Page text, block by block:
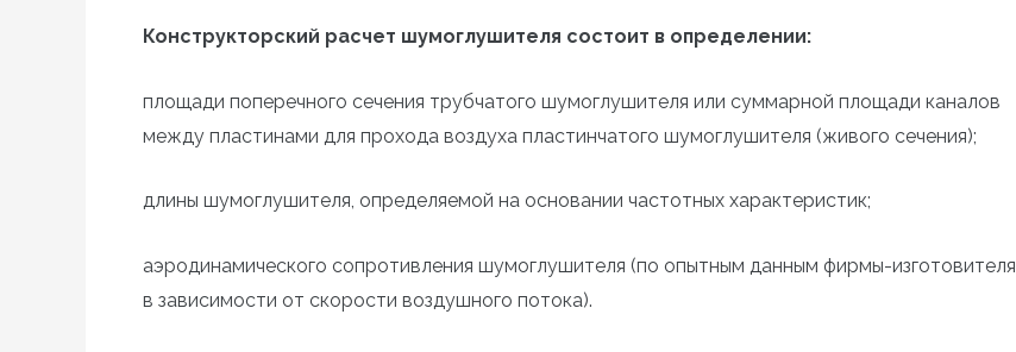
Конструкторский расчет шумоглушителя состоит в определении:
площади поперечного сечения трубчатого шумоглушителя или суммарной площади каналов
между пластинами для прохода воздуха пластинчатого шумоглушителя (живого сечения);
длины шумоглушителя, определяемой на основании частотных характеристик;
аэродинамического сопротивления шумоглушителя (по опытным данным фирмы-изготовителя
в зависимости от скорости воздушного потока).